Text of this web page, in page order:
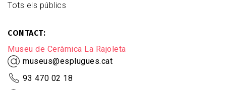
Tots els públics
CONTACT
Museu de Ceràmica La Rajoleta
museus@esplugues.cat
93 470 02 18